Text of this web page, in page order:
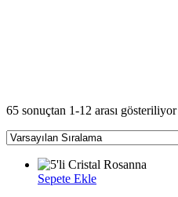
65 sonuçtan 1-12 arası gösteriliyor
Sepete Ekle